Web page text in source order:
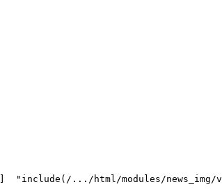
"include(/.../html/modules/